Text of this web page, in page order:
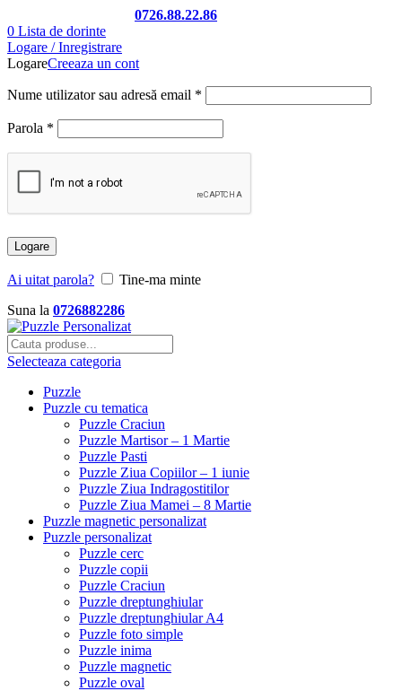
0726.88.22.86
0 Lista de dorinte
Logare / Inregistrare
LogareCreeaza un cont
Nume utilizator sau adresă email *
Parola *
Logare
Ai uitat parola?
Tine-ma minte
Suna la 0726882286
Selecteaza categoria
Puzzle
Puzzle cu tematica
Puzzle Craciun
Puzzle Martisor – 1 Martie
Puzzle Pasti
Puzzle Ziua Copiilor – 1 iunie
Puzzle Ziua Indragostitilor
Puzzle Ziua Mamei – 8 Martie
Puzzle magnetic personalizat
Puzzle personalizat
Puzzle cerc
Puzzle copii
Puzzle Craciun
Puzzle dreptunghiular
Puzzle dreptunghiular A4
Puzzle foto simple
Puzzle inima
Puzzle magnetic
Puzzle oval